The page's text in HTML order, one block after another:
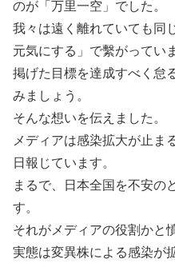
のが「万里一空」でした。
我々は遠く離れていても同
元気にする」で繫がってい
掲げた目標を達成すべく怠
みましょう。
そんな想いを伝えました。
メディアは感染拡大が止ま
日報じています。
まるで、日本全国を不安の
す。
それがメディアの役割かと
実態は変異株による感染が